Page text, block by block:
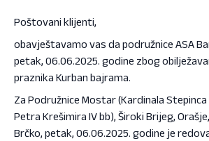
Poštovani klijenti,
obavještavamo vas da podružnice ASA
petak, 06.06.2025. godine zbog
praznika Kurban bajrama.
Za Podružnice Mostar (Kardinala
Petra Krešimira IV bb), Široki Brijeg,
Brčko, petak, 06.06.2025. godine je